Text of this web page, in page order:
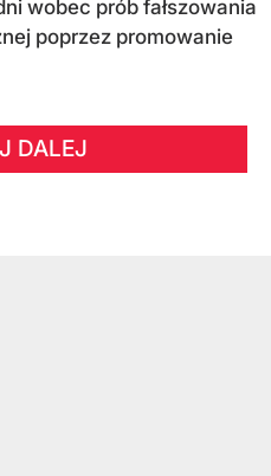
wobec prób fałszowania
poprzez promowanie
DALEJ